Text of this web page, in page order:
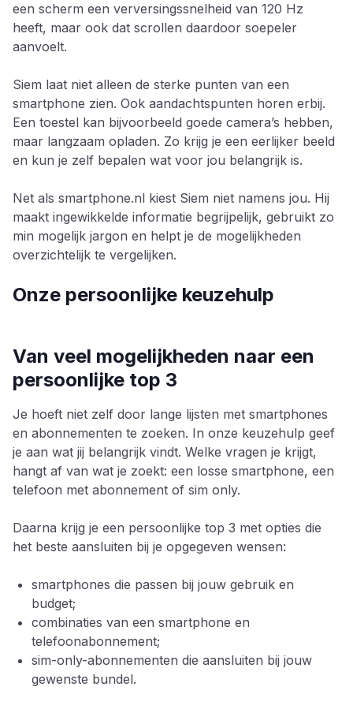
een scherm een verversingssnelheid van 120 Hz
heeft, maar ook dat scrollen daardoor soepeler
aanvoelt.
Siem laat niet alleen de sterke punten van een
smartphone zien. Ook aandachtspunten horen erbij.
Een toestel kan bijvoorbeeld goede camera’s hebben,
maar langzaam opladen. Zo krijg je een eerlijker beeld
en kun je zelf bepalen wat voor jou belangrijk is.
Net als smartphone.nl kiest Siem niet namens jou. Hij
maakt ingewikkelde informatie begrijpelijk, gebruikt zo
min mogelijk jargon en helpt je de mogelijkheden
overzichtelijk te vergelijken.
Onze persoonlijke keuzehulp
Van veel mogelijkheden naar een
persoonlijke top 3
Je hoeft niet zelf door lange lijsten met smartphones
en abonnementen te zoeken. In onze keuzehulp geef
je aan wat jij belangrijk vindt. Welke vragen je krijgt,
hangt af van wat je zoekt: een losse smartphone, een
telefoon met abonnement of sim only.
Daarna krijg je een persoonlijke top 3 met opties die
het beste aansluiten bij je opgegeven wensen:
smartphones die passen bij jouw gebruik en
budget;
combinaties van een smartphone en
telefoonabonnement;
sim-only-abonnementen die aansluiten bij jouw
gewenste bundel.